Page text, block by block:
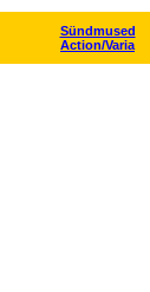
Sündmused
Action/Varia